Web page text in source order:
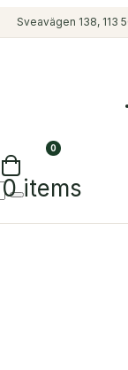
Sveavägen 138, 113
0
0 items